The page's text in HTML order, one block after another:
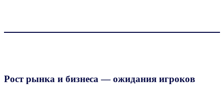
Рост рынка и бизнеса — ожидания игроков